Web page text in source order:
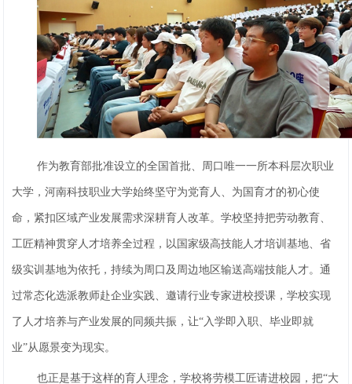
作为教育部批准设立的全国首批、周口唯一一所本科层次职业
大学，河南科技职业大学始终坚守为党育人、为国育才的初心使
命，紧扣区域产业发展需求深耕育人改革。学校坚持把劳动教育、
工匠精神贯穿人才培养全过程，以国家级高技能人才培训基地、省
级实训基地为依托，持续为周口及周边地区输送高端技能人才。通
过常态化选派教师赴企业实践、邀请行业专家进校授课，学校实现
了人才培养与产业发展的同频共振，让“入学即入职、毕业即就
业”从愿景变为现实。
也正是基于这样的育人理念，学校将劳模工匠请进校园，把“大